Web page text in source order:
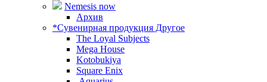
Nemesis now
Архив
*Сувенирная продукция Другое
The Loyal Subjects
Mega House
Kotobukiya
Square Enix